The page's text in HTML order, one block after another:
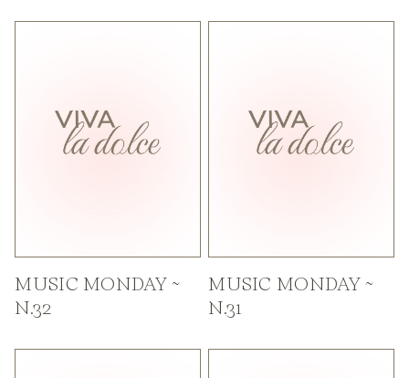
MUSIC MONDAY ~
N.32
MUSIC MONDAY ~
N.31